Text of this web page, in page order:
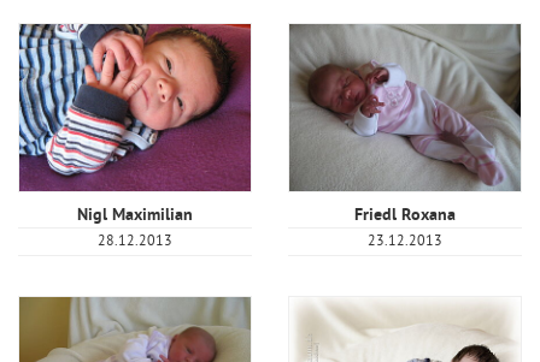
Nigl Maximilian
28.12.2013
Friedl Roxana
23.12.2013